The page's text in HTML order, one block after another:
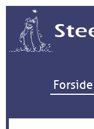
Forside
Søg